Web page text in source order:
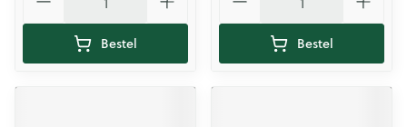
Bestel Bestel